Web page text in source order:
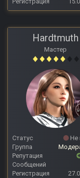
Hardtmuth
Мастер
Статус
Не
Группа
Репутация
Сообщений
Регистрация